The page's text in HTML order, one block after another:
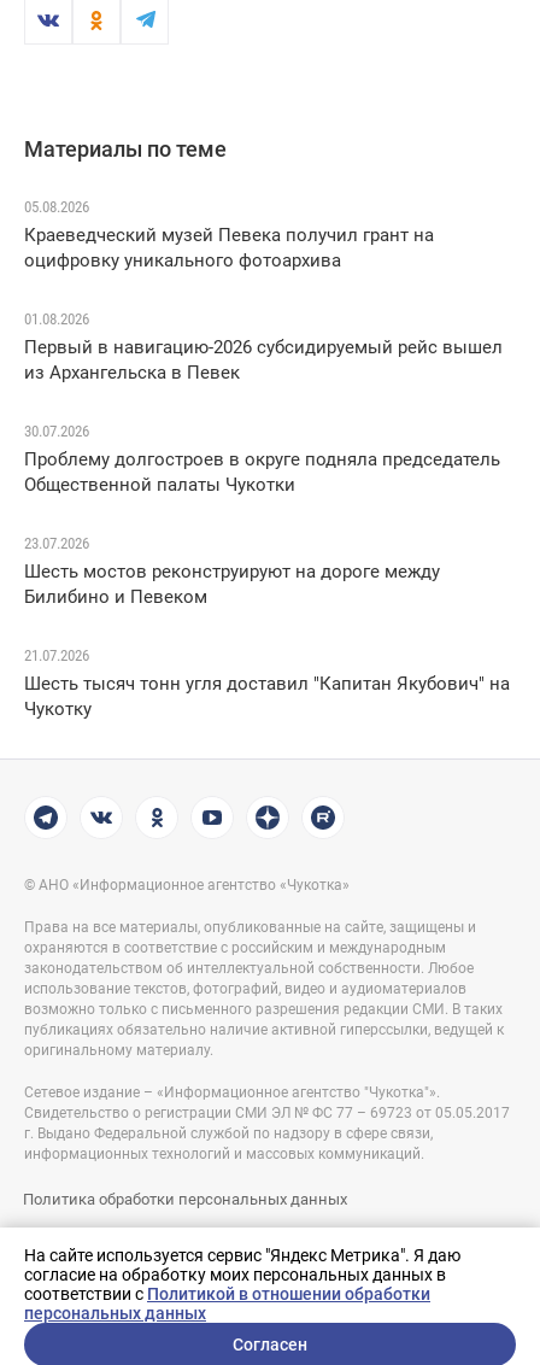
На сайте используется сервис "Яндекс Метрика". Я даю
согласие на обработку моих персональных данных в
соответствии с Политикой в отношении обработки
персональных данных
Согласен
Материалы по теме
05.08.2026
Краеведческий музей Певека получил грант на
оцифровку уникального фотоархива
01.08.2026
Первый в навигацию-2026 субсидируемый рейс вышел
из Архангельска в Певек
30.07.2026
Проблему долгостроев в округе подняла председатель
Общественной палаты Чукотки
23.07.2026
Шесть мостов реконструируют на дороге между
Билибино и Певеком
21.07.2026
Шесть тысяч тонн угля доставил "Капитан Якубович" на
Чукотку
© АНО «Информационное агентство «Чукотка»
Права на все материалы, опубликованные на сайте, защищены и
охраняются в соответствие с российским и международным
законодательством об интеллектуальной собственности. Любое
использование текстов, фотографий, видео и аудиоматериалов
возможно только с письменного разрешения редакции СМИ. В таких
публикациях обязательно наличие активной гиперссылки, ведущей к
оригинальному материалу.
Сетевое издание – «Информационное агентство "Чукотка"».
Свидетельство о регистрации СМИ ЭЛ № ФС 77 – 69723 от 05.05.2017
г. Выдано Федеральной службой по надзору в сфере связи,
информационных технологий и массовых коммуникаций.
Политика обработки персональных данных
Разработка сайта:
nologostudio.ru